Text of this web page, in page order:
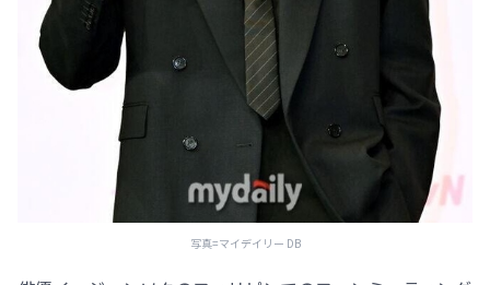
写真=マイデイリー DB